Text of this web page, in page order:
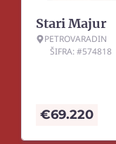
Stari Majur
PETROVARADIN
ŠIFRA: #574818
€69.220